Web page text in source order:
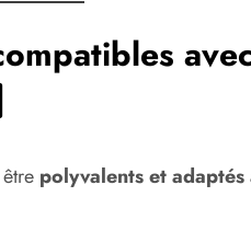
polyvalents et adaptés